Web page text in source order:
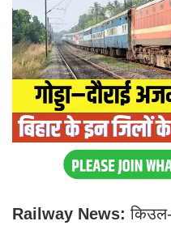
Railway News: